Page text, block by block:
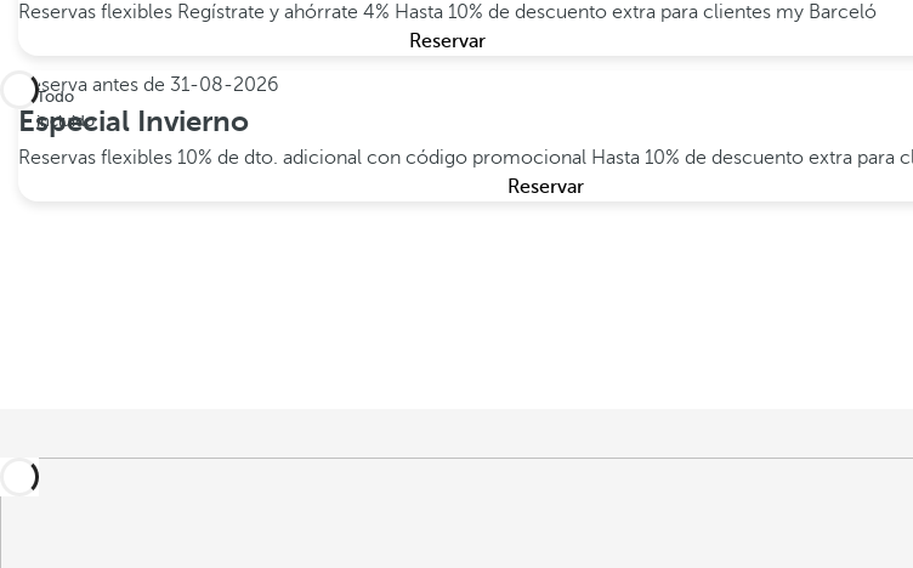
Reservas flexibles Regístrate y ahórrate 4% Hasta 10% de descuento extra para clientes my Barceló
Reservar
Todo
incluido
Reserva antes de 31-08-2026
Especial Invierno
Reservas flexibles 10% de dto. adicional con código promocional Hasta 10% de descuento extra para
Reservar